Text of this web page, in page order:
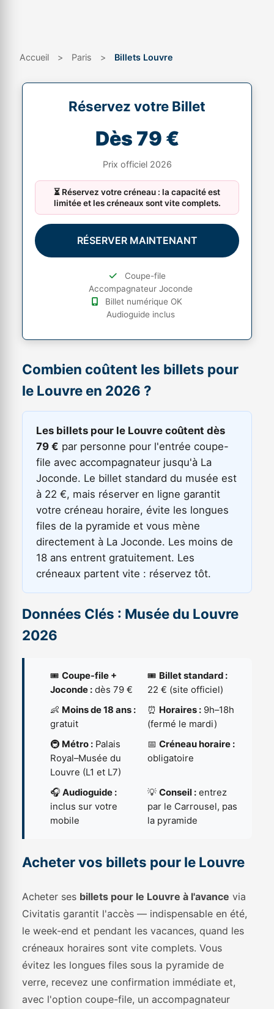
Accueil > Paris > Billets Louvre
Combien coûtent les billets pour
le Louvre en 2026 ?
Les billets pour le Louvre coûtent dès
79 € par personne pour l'entrée coupe-
file avec accompagnateur jusqu'à La
Joconde. Le billet standard du musée est
à 22 €, mais réserver en ligne garantit
votre créneau horaire, évite les longues
files de la pyramide et vous mène
directement à La Joconde. Les moins de
18 ans entrent gratuitement. Les
créneaux partent vite : réservez tôt.
Données Clés : Musée du Louvre
2026
🎟️Coupe-file +
Joconde : dès 79 €
🎟️ Billet standard :
22 € (site officiel)
👶 Moins de 18 ans :
gratuit
⏰ Horaires : 9h–18h
(fermé le mardi)
🚇 Métro : Palais
Royal–Musée du
Louvre (L1 et L7)
📅 Créneau horaire :
obligatoire
🎧Audioguide :
inclus sur votre
mobile
💡 Conseil : entrez
par le Carrousel, pas
la pyramide
Acheter vos billets pour le Louvre
Acheter ses billets pour le Louvre à l'avance via
Civitatis garantit l'accès — indispensable en été,
le week-end et pendant les vacances, quand les
créneaux horaires sont vite complets. Vous
évitez les longues files sous la pyramide de
verre, recevez une confirmation immédiate et,
avec l'option coupe-file, un accompagnateur
Réservez votre Billet
Dès 79 €
Prix officiel 2026
⏳ Réservez votre créneau : la capacité est
limitée et les créneaux sont vite complets.
RÉSERVER MAINTENANT
Coupe-file
Accompagnateur Joconde
Billet numérique OK
Audioguide inclus